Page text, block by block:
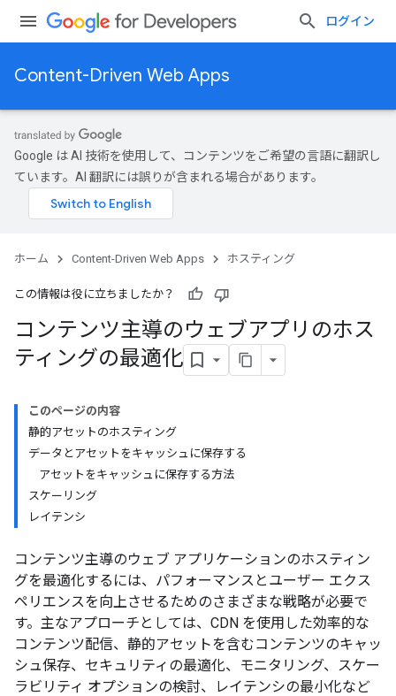
ログイン
Content-Driven Web Apps
Google は AI 技術を使用して、コンテンツをご希望の言語に翻訳し
ています。AI 翻訳には誤りが含まれる場合があります。
ホーム Content-Driven Web Apps ホスティング
この情報は役に立ちましたか？
コンテンツ主導のウェブアプリのホス
ティングの最適化
このページの内容
静的アセットのホスティング
データとアセットをキャッシュに保存する
アセットをキャッシュに保存する方法
スケーリング
レイテンシ
コンテンツ主導のウェブ アプリケーションのホスティン
グを最適化するには、パフォーマンスとユーザー エクス
ペリエンスを向上させるためのさまざまな戦略が必要で
す。主なアプローチとしては、CDN を使用した効率的な
コンテンツ配信、静的アセットを含むコンテンツのキャッ
シュ保存、セキュリティの最適化、モニタリング、スケー
ラビリティ オプションの検討、レイテンシの最小化など